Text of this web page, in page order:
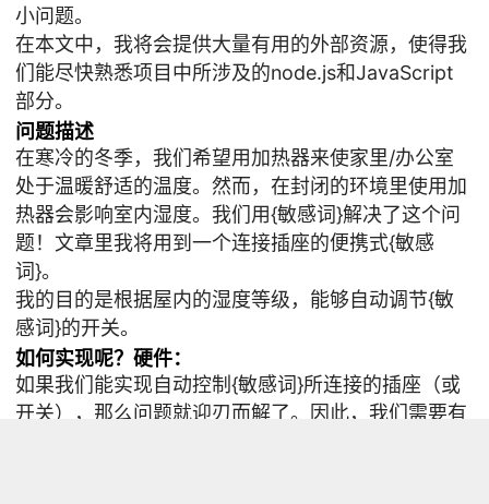
小问题。
在本文中，我将会提供大量有用的外部资源，使得我
们能尽快熟悉项目中所涉及的node.js和JavaScript
部分。
问题描述
在寒冷的冬季，我们希望用加热器来使家里/办公室
处于温暖舒适的温度。然而，在封闭的环境里使用加
热器会影响室内湿度。我们用{敏感词}解决了这个问
题！文章里我将用到一个连接插座的便携式{敏感
词}。
我的目的是根据屋内的湿度等级，能够自动调节{敏
感词}的开关。
如何实现呢？硬件：
如果我们能实现自动控制{敏感词}所连接的插座（或
开关），那么问题就迎刃而解了。因此，我们需要有